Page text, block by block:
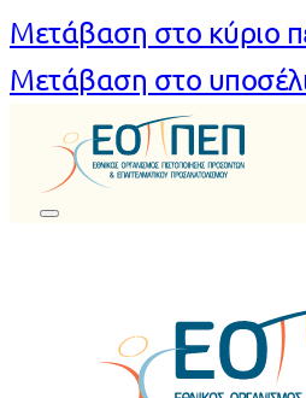
Μετάβαση στο κύριο
Μετάβαση στο